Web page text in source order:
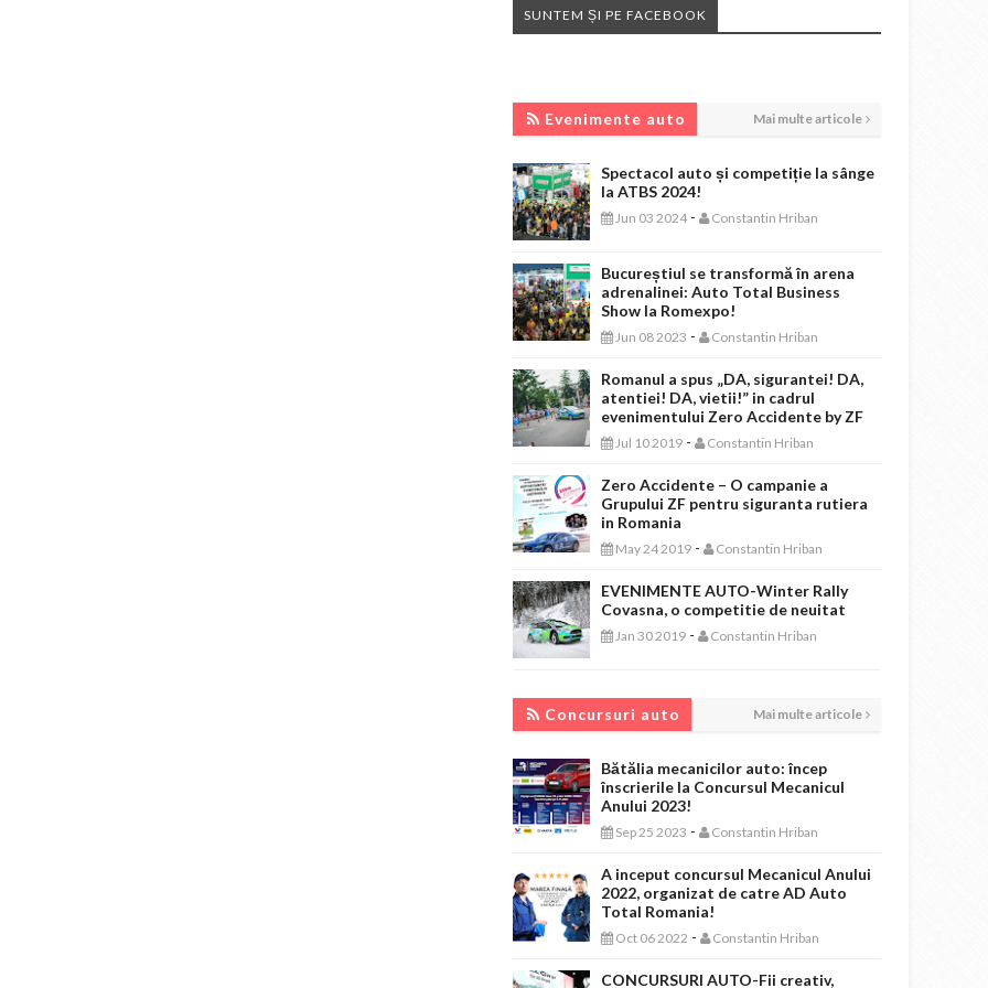
SUNTEM ȘI PE FACEBOOK
Evenimente auto Mai multe articole
Spectacol auto și competiție la sânge
la ATBS 2024!
Jun 03 2024 - Constantin Hriban
Bucureștiul se transformă în arena
adrenalinei: Auto Total Business
Show la Romexpo!
Jun 08 2023 - Constantin Hriban
Romanul a spus „DA, sigurantei! DA,
atentiei! DA, vietii!” in cadrul
evenimentului Zero Accidente by ZF
Jul 10 2019 - Constantin Hriban
Zero Accidente – O campanie a
Grupului ZF pentru siguranta rutiera
in Romania
May 24 2019 - Constantin Hriban
EVENIMENTE AUTO-Winter Rally
Covasna, o competitie de neuitat
Jan 30 2019 - Constantin Hriban
Concursuri auto Mai multe articole
Bătălia mecanicilor auto: încep
înscrierile la Concursul Mecanicul
Anului 2023!
Sep 25 2023 - Constantin Hriban
A inceput concursul Mecanicul Anului
2022, organizat de catre AD Auto
Total Romania!
Oct 06 2022 - Constantin Hriban
CONCURSURI AUTO-Fii creativ,